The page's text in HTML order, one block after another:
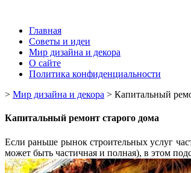
Главная
Советы и идеи
Мир дизайна и декора
О сайте
Политика конфиденциальности
> Мир дизайна и декора > Капитальный
Капитальный ремонт старого дома
Если раньше рынок строительных услуг
может быть частичная и полная), в этом